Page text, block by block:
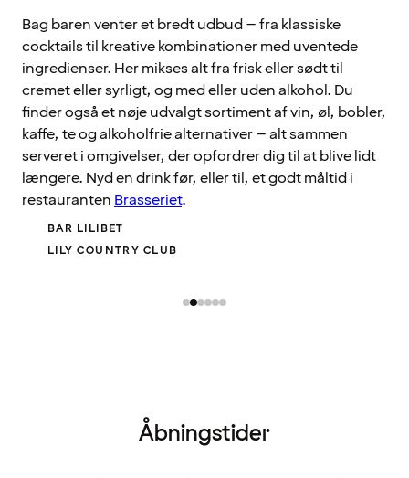
Bag baren venter et bredt udbud – fra klassiske
cocktails til kreative kombinationer med uventede
ingredienser. Her mikses alt fra frisk eller sødt til
cremet eller syrligt, og med eller uden alkohol. Du
finder også et nøje udvalgt sortiment af vin, øl, bobler,
kaffe, te og alkoholfrie alternativer – alt sammen
serveret i omgivelser, der opfordrer dig til at blive lidt
længere. Nyd en drink før, eller til, et godt måltid i
restauranten Brasseriet.
BAR LILIBET
LILY COUNTRY CLUB
Åbningstider